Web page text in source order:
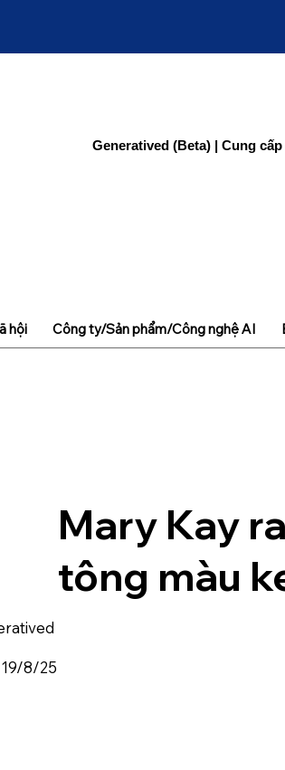
Generatived (Beta) | Cung
Mary Kay
tông màu
8/25
hội Công ty/Sản phẩm/Công nghệ AI